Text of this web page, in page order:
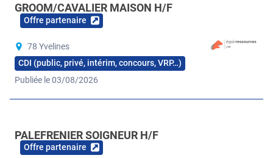
GROOM/CAVALIER MAISON H/F
Offre partenaire
78 Yvelines
CDI (public, privé, intérim, concours, VRP…)
Publiée le 03/08/2026
PALEFRENIER SOIGNEUR H/F
Offre partenaire